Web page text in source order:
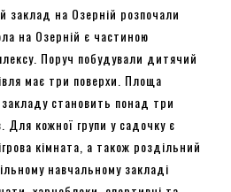
заклад на Озерній розпочали
на Озерній є частиною
Поруч побудували дитячий
має три поверхи. Площа
становить понад три
Для кожної групи у садочку є
кімната, а також роздільний
навчальному закладі